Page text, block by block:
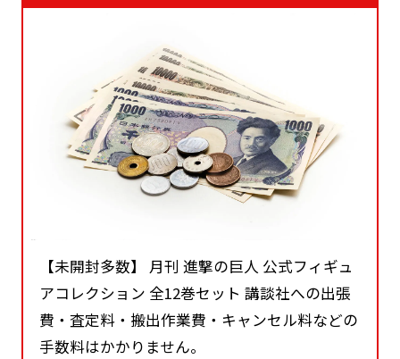
【未開封多数】 月刊 進撃の巨人 公式フィギュ
アコレクション 全12巻セット 講談社への出張
費・査定料・搬出作業費・キャンセル料などの
手数料はかかりません。